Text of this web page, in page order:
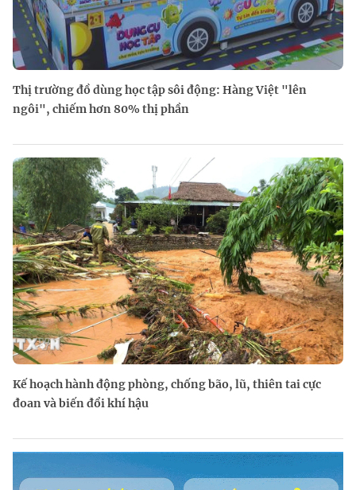
Thị trường đồ dùng học tập sôi động: Hàng Việt "lên
ngôi", chiếm hơn 80% thị phần
Kế hoạch hành động phòng, chống bão, lũ, thiên tai cực
đoan và biến đổi khí hậu